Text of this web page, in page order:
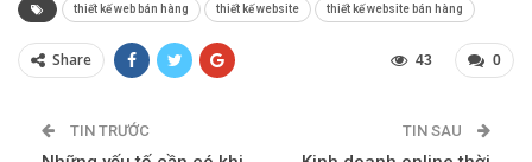
thiết kế web bán hàng thiết kế website thiết kế website bán hàng
Share 0
43
TIN TRƯỚC TIN SAU